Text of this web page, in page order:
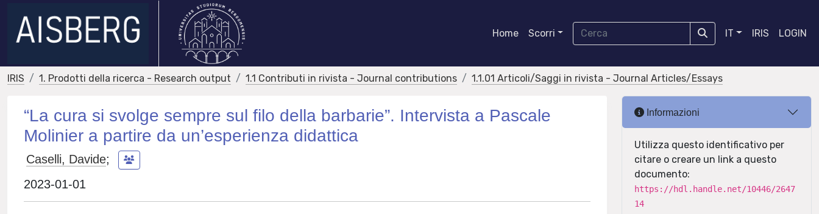
Home Scorri IT IRIS LOGIN
IRIS 1. Prodotti della ricerca - Research output 1.1 Contributi in rivista - Journal contributions 1.1.01 Articoli/Saggi in rivista - Journal Articles/Essays
“La cura si svolge sempre sul filo della barbarie”. Intervista a Pascale
Molinier a partire da un’esperienza didattica
Caselli, Davide;
2023-01-01
Informazioni
Utilizza questo identificativo per
citare o creare un link a questo
documento:
https://hdl.handle.net/10446/2647
14